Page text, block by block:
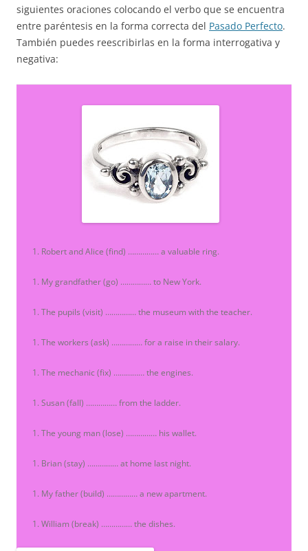
siguientes oraciones colocando el verbo que se encuentra
entre paréntesis en la forma correcta del Pasado Perfecto.
También puedes reescribirlas en la forma interrogativa y
negativa:
Robert and Alice (find) …………… a valuable ring.
My grandfather (go) …………… to New York.
The pupils (visit) …………… the museum with the teacher.
The workers (ask) …………… for a raise in their salary.
The mechanic (fix) …………… the engines.
Susan (fall) …………… from the ladder.
The young man (lose) …………… his wallet.
Brian (stay) …………… at home last night.
My father (build) …………… a new apartment.
William (break) …………… the dishes.